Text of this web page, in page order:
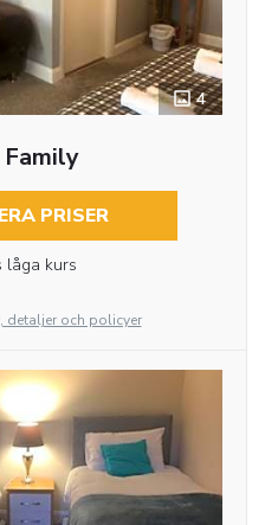
4
PRISER
låga kurs
detaljer och policyer